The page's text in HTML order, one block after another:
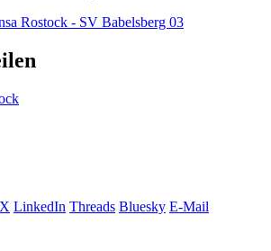
Rostock - SV Babelsberg 03
X LinkedIn Threads Bluesky E-Mail